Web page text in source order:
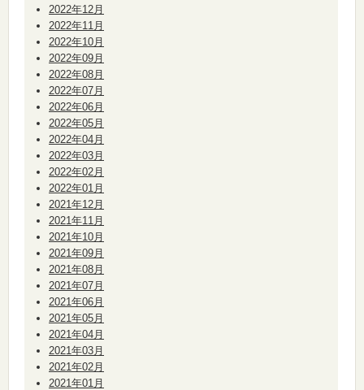
2022年12月
2022年11月
2022年10月
2022年09月
2022年08月
2022年07月
2022年06月
2022年05月
2022年04月
2022年03月
2022年02月
2022年01月
2021年12月
2021年11月
2021年10月
2021年09月
2021年08月
2021年07月
2021年06月
2021年05月
2021年04月
2021年03月
2021年02月
2021年01月